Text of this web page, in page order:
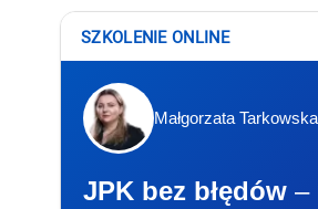
SZKOLENIE ONLINE
Małgorzata Tarkowska
JPK bez błędów –